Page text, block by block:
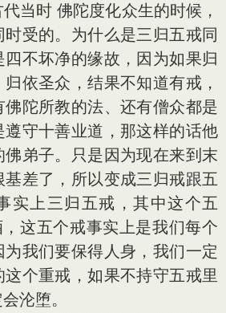
当时 佛陀度化众生的时候，
受的。为什么是三归五戒同
不坏净的缘故，因为如果归
依圣众，结果不知道有戒，
陀所教的法、还有僧众都是
守十善业道，那这样的话他
弟子。只是因为现在来到末
差了，所以变成三归戒跟五
实上三归五戒，其中这个五
这五个戒事实上是我们每个
为我们要保得人身，我们一定
个重戒，如果不持守五戒里
沦堕。